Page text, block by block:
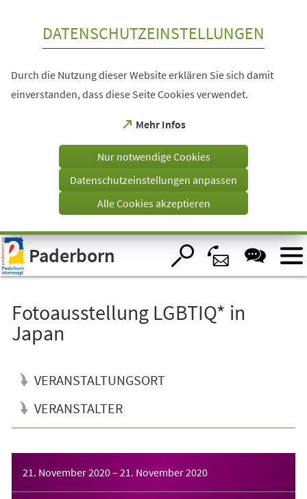
Visuelle
Assistenzsoftware
öffnen.
DATENSCHUTZEINSTELLUNGEN
Durch die Nutzung dieser Website erklären Sie sich damit
einverstanden, dass diese Seite Cookies verwendet.
Mehr Infos
(Öffnet
einem
Tab)
Nur notwendige Cookies
Datenschutzeinstellungen anpassen
Alle Cookies akzeptieren
Paderborn
Fotoausstellung LGBTIQ* in
Japan
VERANSTALTUNGSORT
VERANSTALTER
21. November 2020– 21. November 2020